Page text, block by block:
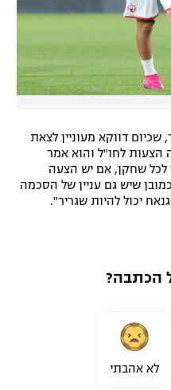
דווקא מעוניין לצאת
הצעות לחו"ל והוא אמר
לכל שחקן, אם יש הצעה
שיש גם עניין של הסכמה
יכול להיות שגריר".
הכתבה?
לא אהבתי